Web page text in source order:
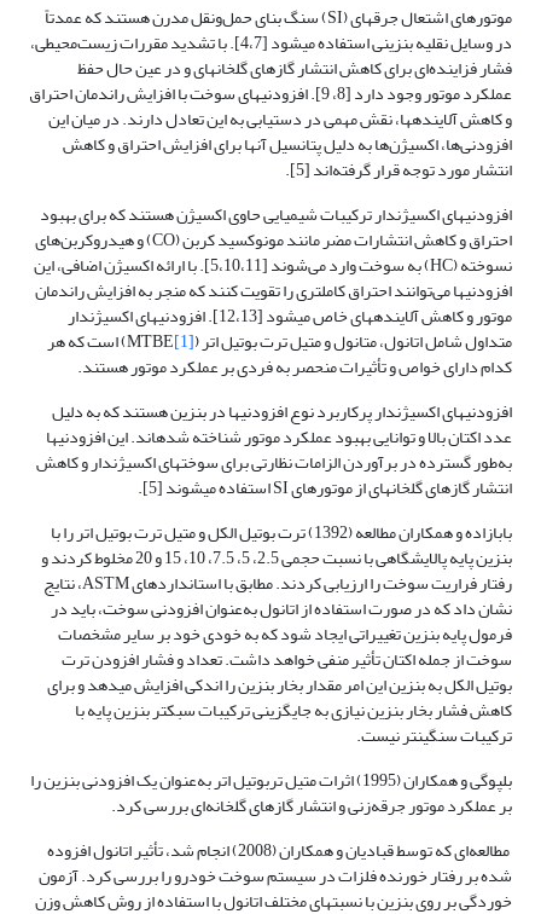
موتورهای اشتعال جرقه­ای (SI) سنگ بنای حمل‌ونقل مدرن هستند که عمدتاً
در وسایل نقلیه بنزینی استفاده می­شود [4،7]. با تشدید مقررات زیست‌محیطی،
فشار فزاینده‌ای برای کاهش انتشار گازهای گلخانه­ای و در عین حال حفظ
عملکرد موتور وجود دارد [8، 9]. افزودنی­های سوخت با افزایش راندمان احتراق
و کاهش آلاینده­ها، نقش مهمی در دستیابی به این تعادل دارند. در میان این
افزودنی‌ها، اکسیژن‌ها به دلیل پتانسیل آن­ها برای افزایش احتراق و کاهش
انتشار مورد توجه قرار گرفته‌اند [5].
افزودنی­های اکسیژن­دار ترکیبات شیمیایی حاوی اکسیژن هستند که برای بهبود
احتراق و کاهش انتشارات مضر مانند مونوکسید کربن (CO) و هیدروکربن‌های
نسوخته (HC) به سوخت وارد می‌شوند [5،10،11]. با ارائه اکسیژن اضافی، این
افزودنی­ها می‌توانند احتراق کامل­تری را تقویت کنند که منجر به افزایش راندمان
موتور و کاهش آلاینده­های خاص می­شود [12،13]. افزودنی­های اکسیژن­دار
متداول شامل اتانول، متانول و متیل ترت بوتیل اتر ([1] MTBE) است که هر
کدام دارای خواص و تأثیرات منحصر به فردی بر عملکرد موتور هستند.
افزودنی­های اکسیژن­دار پرکاربرد نوع افزودنی­ها در بنزین هستند که به دلیل
عدد اکتان بالا و توانایی بهبود عملکرد موتور شناخته شده­اند. این افزودنی­ها
به‌طور گسترده در برآوردن الزامات نظارتی برای سوخت­های اکسیژن­دار و کاهش
انتشار گازهای گلخانه­ای از موتورهای SI استفاده می­شوند [5].
بابازاده و همکاران مطالعه (1392) ترت بوتیل الکل و متیل ترت بوتیل اتر را با
بنزین پایه پالایشگاهی با نسبت حجمی 2.5، 5، 7.5، 10، 15 و 20 مخلوط کردند و
رفتار فراریت سوخت را ارزیابی کردند. مطابق با استانداردهای ASTM، نتایج
نشان داد که در صورت استفاده از اتانول به‌عنوان افزودنی سوخت، باید در
فرمول پایه بنزین تغییراتی ایجاد شود که به خودی خود بر سایر مشخصات
سوخت از جمله اکتان تأثیر منفی خواهد داشت. تعداد و فشار افزودن ترت
بوتیل الکل به بنزین این امر مقدار بخار بنزین را اندکی افزایش می­دهد و برای
کاهش فشار بخار بنزین نیازی به جایگزینی ترکیبات سبک­تر بنزین پایه با
ترکیبات سنگین­تر نیست.
بلپوگی و همکاران (1995) اثرات متیل تربوتیل اتر به‌عنوان یک افزودنی بنزین را
بر عملکرد موتور جرقه‌زنی و انتشار گازهای گلخانه‌ای بررسی کرد.
مطالعه‌ای که توسط قبادیان و همکاران (2008) انجام شد، تأثیر اتانول افزوده
شده بر رفتار خورنده فلزات در سیستم سوخت خودرو را بررسی کرد. آزمون
خوردگی بر روی بنزین با نسبت­های مختلف اتانول با استفاده از روش کاهش وزن